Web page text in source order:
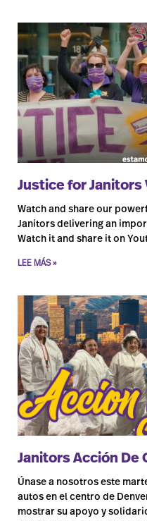
Justice for Janitors
Watch and share our
Janitors delivering an
Watch it and share it on
LEE MÁS »
Janitors Acción De
Únase a nosotros este
autos en el centro de
mostrar su apoyo y